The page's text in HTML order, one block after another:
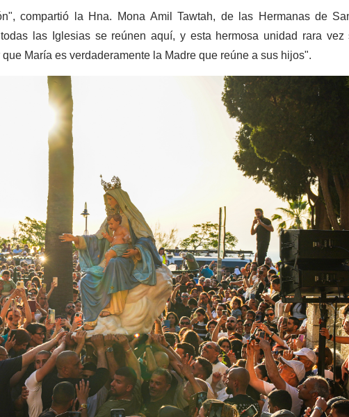
compartió la Hna. Mona Amil Tawtah, de las Hermanas de
las Iglesias se reúnen aquí, y esta hermosa unidad rara
María es verdaderamente la Madre que reúne a sus hijos".